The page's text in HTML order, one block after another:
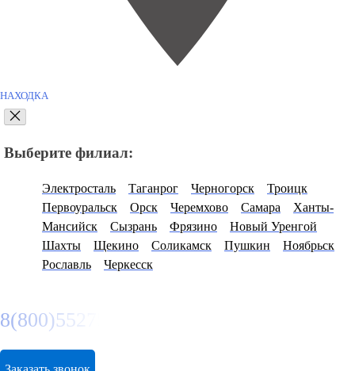
НАХОДКА
Выберите филиал:
Электросталь Таганрог Черногорск
Троицк
Первоуральск
Орск Черемхово Самара
Ханты-
Мансийск
Сызрань Фрязино
Новый Уренгой
Шахты
Щекино Соликамск Пушкин
Ноябрьск
Рославль
Черкесск
8(800)5527584